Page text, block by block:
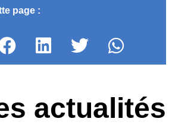
page :
actualités